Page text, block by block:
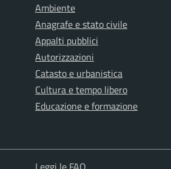
Ambiente
Anagrafe e stato civile
Appalti pubblici
Autorizzazioni
Catasto e urbanistica
Cultura e tempo libero
Educazione e formazione